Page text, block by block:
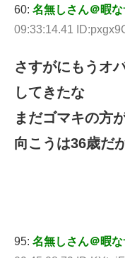
60: 名無しさん＠暇
09:33:14.41
さすがにもうオ
してきたな
まだゴマキの方
向こうは36歳だ
95: 名無しさん＠暇